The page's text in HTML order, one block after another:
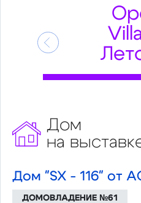
Предыдущий
Дом
на
Дом "SX - 116" от
ДОМОВЛАДЕНИЕ №61